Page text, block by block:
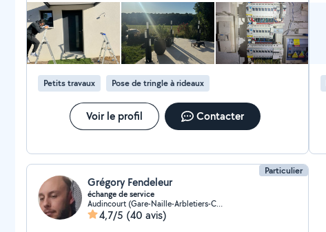
installer une marquise ainsi que ma machine à laver — le tout
en une seule après-midi. Travail rapide, soigné et très efficace.
Il ne compte pas ses heures et reste extrêmement raisonnable
sur les prix, ce qui est devenu rare aujourd’hui. Après plusieurs
mauvaises expériences avec d’autres prestataires sur
AlloVoisins, je peux clairement dire que c’est la première fois
que je tombe sur quelqu’un d’aussi fiable et compétent. Je le
recommande sans hésitation. Si vous cherchez quelqu’un de
sérieux dans la région, c’est la bonne personne à contacter
Petits travaux Pose de tringle à rideaux
Voir le profil Contacter
Particulier
Grégory Fendeleur
échange de service
Audincourt (Gare-Naille-Arbletiers-Cantons)
4,7/5 (40 avis)